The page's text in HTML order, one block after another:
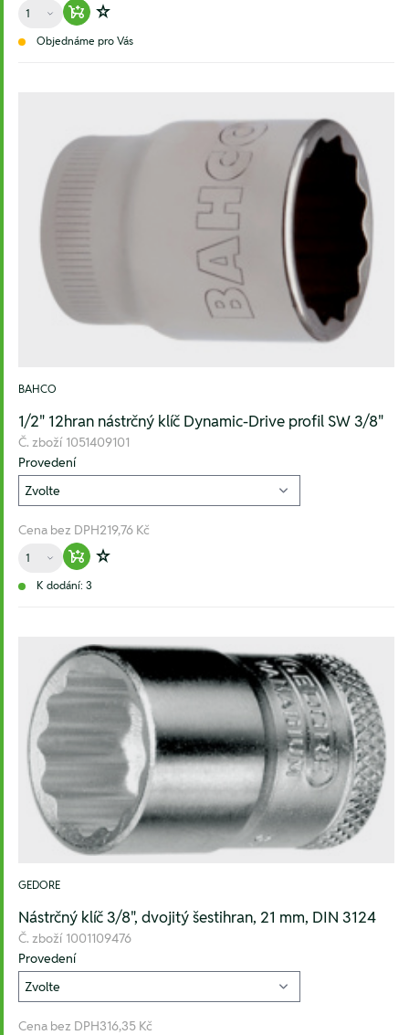
Množství
Warenkorb hinzufügen
Zur Wunschliste hinzufügen
Objednáme pro Vás
BAHCO
1/2" 12hran nástrčný klíč Dynamic-Drive profil SW 3/8"
Č. zboží 1051409101
Provedení
Cena bez DPH219,76 Kč
Množství
Warenkorb hinzufügen
Zur Wunschliste hinzufügen
K dodání: 3
GEDORE
Nástrčný klíč 3/8", dvojitý šestihran, 21 mm, DIN 3124
Č. zboží 1001109476
Provedení
Cena bez DPH316,35 Kč